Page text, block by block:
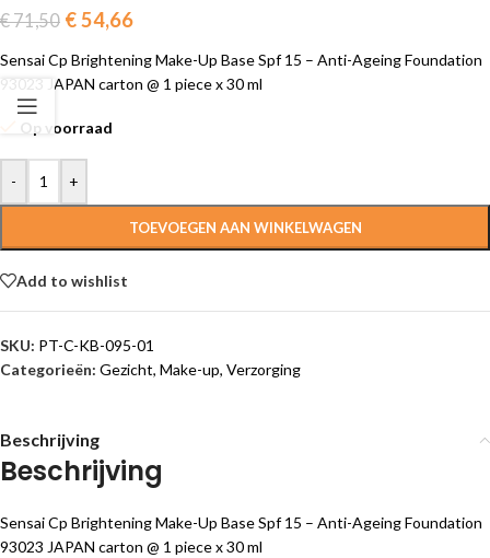
€71,50 €54,66
Sensai Cp Brightening Make-Up Base Spf 15 – Anti-Ageing Foundation
93023 JAPAN carton @ 1 piece x 30 ml
Op voorraad
- +
TOEVOEGEN AAN WINKELWAGEN
Add to wishlist
SKU: PT-C-KB-095-01
Categorieën: Gezicht, Make-up, Verzorging
Beschrijving
Beschrijving
Sensai Cp Brightening Make-Up Base Spf 15 – Anti-Ageing Foundation
93023 JAPAN carton @ 1 piece x 30 ml